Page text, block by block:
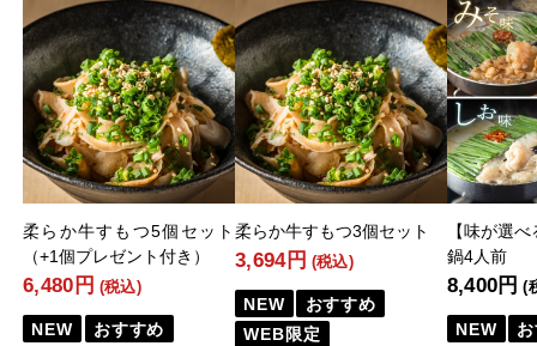
柔らか牛すもつ5個セット
（+1個プレゼント付き）
6,480円 (税込)
NEW
おすすめ
柔らか牛すもつ3個セット
3,694円 (税込)
NEW
おすすめ
WEB限定
【味が選
鍋4人前
8,400円 (
NEW